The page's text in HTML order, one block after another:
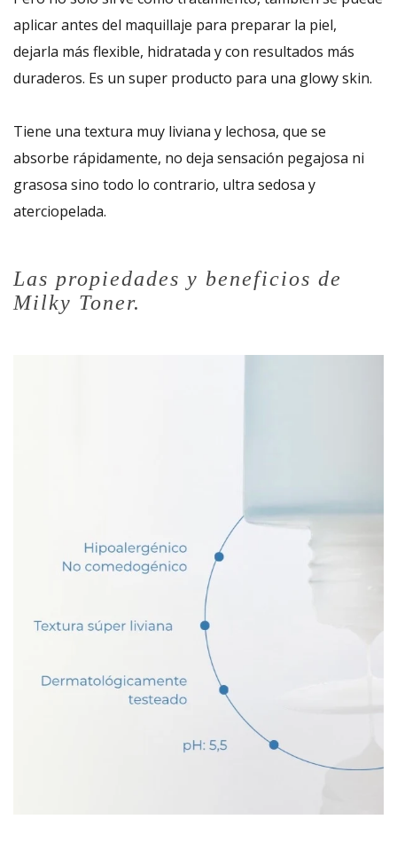
aplicar antes del maquillaje para preparar la piel,
dejarla más flexible, hidratada y con resultados más
duraderos. Es un super producto para una glowy skin.
Tiene una textura muy liviana y lechosa, que se
absorbe rápidamente, no deja sensación pegajosa ni
grasosa sino todo lo contrario, ultra sedosa y
aterciopelada.
Las propiedades y beneficios de
Milky Toner.